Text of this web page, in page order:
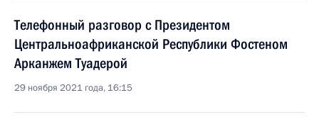
Телефонный разговор с Президентом
Центральноафриканской Республики Фостеном
Арканжем Туадерой
29 ноября 2021 года, 16:15